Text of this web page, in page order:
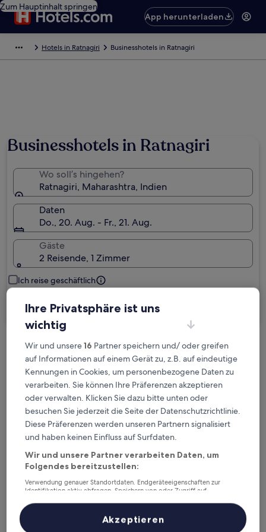
Zum Hauptinhalt springen
App herunterladen
Hotels in Ratnagiri Businesshotels in Ratnagiri
Businesshotels in Ratnagiri
Wo soll’s hingehen?
Ratnagiri, Maharashtra, Indien
Daten
Do., 20. Aug. - Fr., 21. Aug.
Gäste
2 Reisende, 1 Zimmer
Ich reise geschäftlich
Suchen
Kostenlose Stornierung bei
Planänderungen
Verdiene Prämien für jede
wahrgenommene Übernachtung
Mehr sparen mit Preisen für Mitglieder
Überprüfe die Preise für diese Daten
Ihre Privatsphäre ist uns
wichtig
Wir und unsere16 Partner speichern und/ oder greifen
auf Informationen auf einem Gerät zu, z.B. auf eindeutige
Kennungen in Cookies, um personenbezogene Daten zu
verarbeiten. Sie können Ihre Präferenzen akzeptieren
oder verwalten. Klicken Sie dazu bitte unten oder
besuchen Sie jederzeit die Seite der Datenschutzrichtlinie.
Diese Präferenzen werden unseren Partnern signalisiert
und haben keinen Einfluss auf Surfdaten.
Wir und unsere Partner verarbeiten Daten, um
Folgendes bereitzustellen:
Verwendung genauer Standortdaten. Endgeräteeigenschaften zur
Identifikation aktiv abfragen. Speichern von oder Zugriff auf
Inhalte, Messung von Werbeleistung und der Performance von Inhalten,
Zielgruppenforschung sowie Entwicklung und Verbesserung von
Akzeptieren